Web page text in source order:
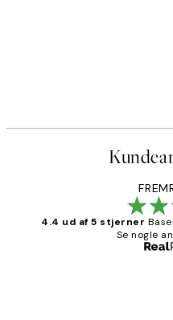
4.4 ud af 5 stjerner
Se nogle